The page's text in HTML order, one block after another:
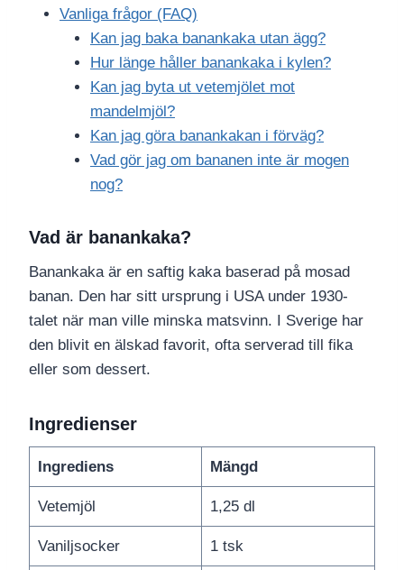
Vanliga frågor (FAQ)
Kan jag baka banankaka utan ägg?
Hur länge håller banankaka i kylen?
Kan jag byta ut vetemjölet mot
mandelmjöl?
Kan jag göra banankakan i förväg?
Vad gör jag om bananen inte är mogen
nog?
Vad är banankaka?
Banankaka är en saftig kaka baserad på mosad
banan. Den har sitt ursprung i USA under 1930-
talet när man ville minska matsvinn. I Sverige har
den blivit en älskad favorit, ofta serverad till fika
eller som dessert.
Ingredienser
Ingrediens Mängd
Vetemjöl 1,25 dl
Vaniljsocker 1 tsk